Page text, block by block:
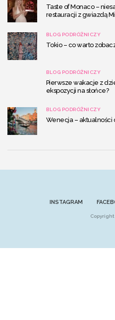
Taste of Monaco –
restauracji z gwiazdą
BLOG PODRÓŻNICZY
Tokio – co warto
BLOG PODRÓŻNICZY
Pierwsze wakacje z
ekspozycji na słońce?
BLOG PODRÓŻNICZY
Wenecja –
INSTAGRAM
Copyright